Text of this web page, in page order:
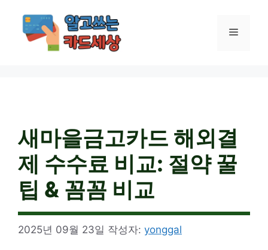
메
새마을금고카드 해외결
제 수수료 비교: 절약 꿀
팁 & 꼼꼼 비교
2025년 09월 23일 작성자: yonggal